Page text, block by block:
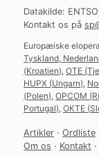
Datakilde:
Kontakt os på
Europæiske
Tyskland,
(Kroatien) OTE (
HUPX (Ungarn)
(Polen) OPCOM (
Portugal) OKTE (
Artikler · Ordliste
Om os · Kontakt ·